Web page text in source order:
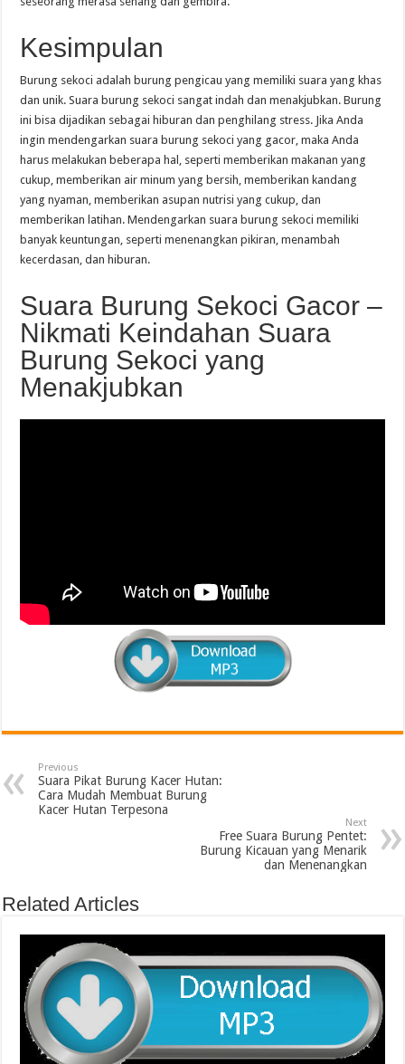
Kesimpulan
Burung sekoci adalah burung pengicau yang memiliki suara yang khas
dan unik. Suara burung sekoci sangat indah dan menakjubkan. Burung
ini bisa dijadikan sebagai hiburan dan penghilang stress. Jika Anda
ingin mendengarkan suara burung sekoci yang gacor, maka Anda
harus melakukan beberapa hal, seperti memberikan makanan yang
cukup, memberikan air minum yang bersih, memberikan kandang
yang nyaman, memberikan asupan nutrisi yang cukup, dan
memberikan latihan. Mendengarkan suara burung sekoci memiliki
banyak keuntungan, seperti menenangkan pikiran, menambah
kecerdasan, dan hiburan.
Suara Burung Sekoci Gacor –
Nikmati Keindahan Suara
Burung Sekoci yang
Menakjubkan
Previous
Suara Pikat Burung Kacer Hutan:
Cara Mudah Membuat Burung
Kacer Hutan Terpesona
Next
Free Suara Burung Pentet:
Burung Kicauan yang Menarik
dan Menenangkan
Related Articles